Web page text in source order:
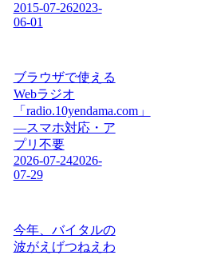
2015-07-262023-
06-01
ブラウザで使える
Webラジオ
「radio.10yendama.com」
―スマホ対応・ア
プリ不要
2026-07-242026-
07-29
今年、バイタルの
波がえげつねえわ